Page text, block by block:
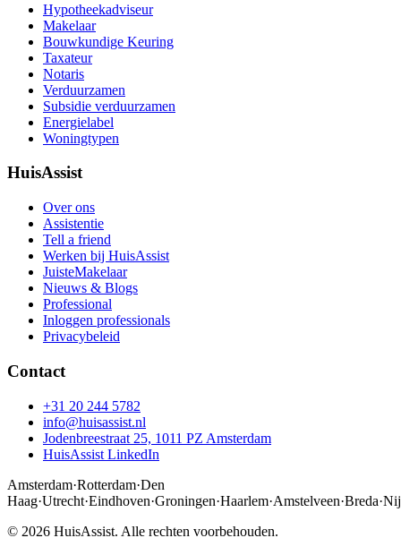
Hypotheekadviseur
Makelaar
Bouwkundige Keuring
Taxateur
Notaris
Verduurzamen
Subsidie verduurzamen
Energielabel
Woningtypen
HuisAssist
Over ons
Assistentie
Tell a friend
Werken bij HuisAssist
JuisteMakelaar
Nieuws & Blogs
Professional
Inloggen professionals
Privacybeleid
Contact
+31 20 244 5782
info@huisassist.nl
Jodenbreestraat 25, 1011 PZ Amsterdam
HuisAssist LinkedIn
Amsterdam·Rotterdam·Den
Haag·Utrecht·Eindhoven·Groningen·Haarlem·Amstelveen·Breda·
© 2026 HuisAssist. Alle rechten voorbehouden.